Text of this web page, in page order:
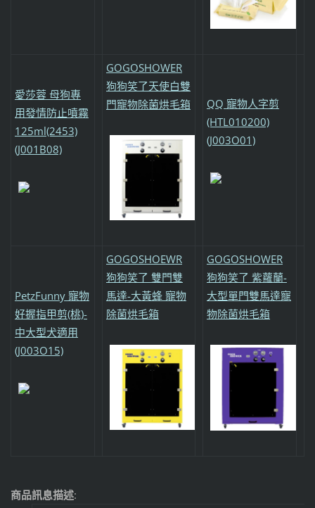
愛莎蓉 母狗專
用發情防止噴霧
125ml(2453)
(J001B08)
GOGOSHOWER
狗狗笑了天使白雙
門寵物除菌烘毛箱
QQ 寵物人字剪
(HTL010200)
(J003O01)
PetzFunny 寵物
好握指甲剪(桃)-
中大型犬適用
(J003O15)
GOGOSHOEWR
狗狗笑了 雙門雙
馬達-大黃蜂 寵物
除菌烘毛箱
GOGOSHOWER
狗狗笑了 紫蘿蘭-
大型單門雙馬達寵
物除菌烘毛箱
商品訊息描述: